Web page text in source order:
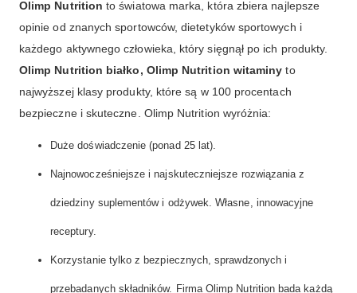
Olimp Nutrition to światowa marka, która zbiera najlepsze
opinie od znanych sportowców, dietetyków sportowych i
każdego aktywnego człowieka, który sięgnął po ich produkty.
Olimp Nutrition białko, Olimp Nutrition witaminy to
najwyższej klasy produkty, które są w 100 procentach
bezpieczne i skuteczne. Olimp Nutrition wyróżnia:
Duże doświadczenie (ponad 25 lat).
Najnowocześniejsze i najskuteczniejsze rozwiązania z
dziedziny suplementów i odżywek. Własne, innowacyjne
receptury.
Korzystanie tylko z bezpiecznych, sprawdzonych i
przebadanych składników. Firma Olimp Nutrition bada każdą